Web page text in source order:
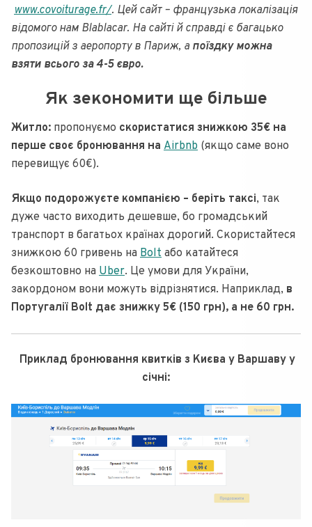
www.covoiturage.fr/. Цей сайт – французька локалізація
відомого нам Blablacar. На сайті й справді є багацько
пропозицій з аеропорту в Париж, а поїздку можна
взяти всього за 4-5 євро.
Як зекономити ще більше
Житло: пропонуємо скористатися знижкою 35€ на
перше своє бронювання на Airbnb (якщо саме воно
перевищує 60€).
Якщо подорожуєте компанією – беріть таксі, так
дуже часто виходить дешевше, бо громадський
транспорт в багатьох країнах дорогий. Скористайтеся
знижкою 60 гривень на Bolt або катайтеся
безкоштовно на Uber. Це умови для України,
закордоном вони можуть відрізнятися. Наприклад, в
Португалії Bolt дає знижку 5€ (150 грн), а не 60 грн.
Приклад бронювання квитків з Києва у Варшаву у
січні: